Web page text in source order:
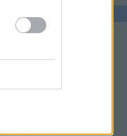
21:05 Všechnopárty